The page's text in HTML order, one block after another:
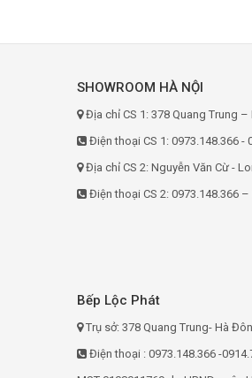
SHOWROOM HÀ NỘI
Địa chỉ CS 1: 378 Quang Trung
Điện thoại CS 1: 0973.148.366 -
Địa chỉ CS 2: Nguyễn Văn Cừ -
Điện thoại CS 2: 0973.148.366 –
Bếp Lộc Phát
Trụ sở: 378 Quang Trung- Hà
Điện thoại : 0973.148.366 -